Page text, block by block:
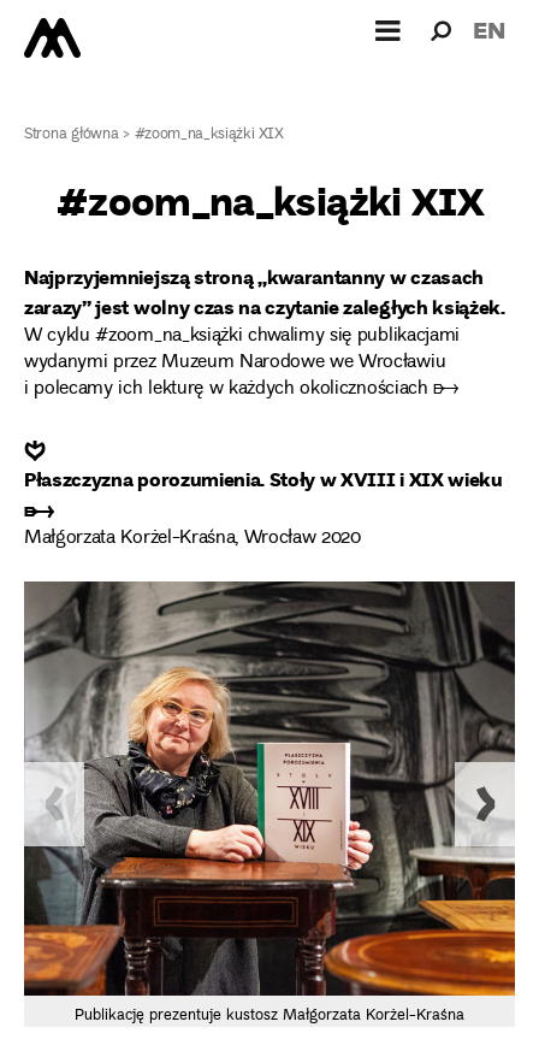
dla: EN
Strona główna>#zoom_na_książki XIX
#zoom_na_książki XIX
Najprzyjemniejszą stroną „kwarantanny w czasach
zarazy” jest wolny czas na czytanie zaległych książek.
W cyklu #zoom_na_książki chwalimy się publikacjami
wydanymi przez Muzeum Narodowe we Wrocławiu
i polecamy ich lekturę w każdych okolicznościach ➸
❦
Płaszczyzna porozumienia. Stoły w XVIII i XIX wieku
➸
Małgorzata Korżel-Kraśna, Wrocław 2020
Publikację prezentuje kustosz Małgorzata Korżel-Kraśna